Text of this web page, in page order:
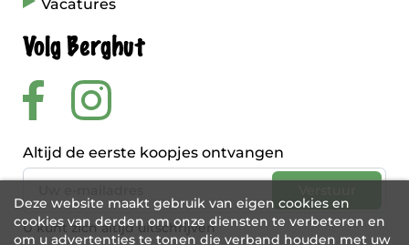
Vacatures
Volg Berghut
Altijd de eerste koopjes ontvangen
U kunt zich altijd uitschrijven
Deze website maakt gebruik van eigen cookies en
cookies van derden om onze diensten te verbeteren en
om u advertenties te tonen die verband houden met uw